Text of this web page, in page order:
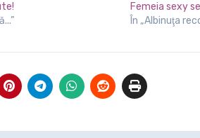
Femeia sexy
În „Albinuţa